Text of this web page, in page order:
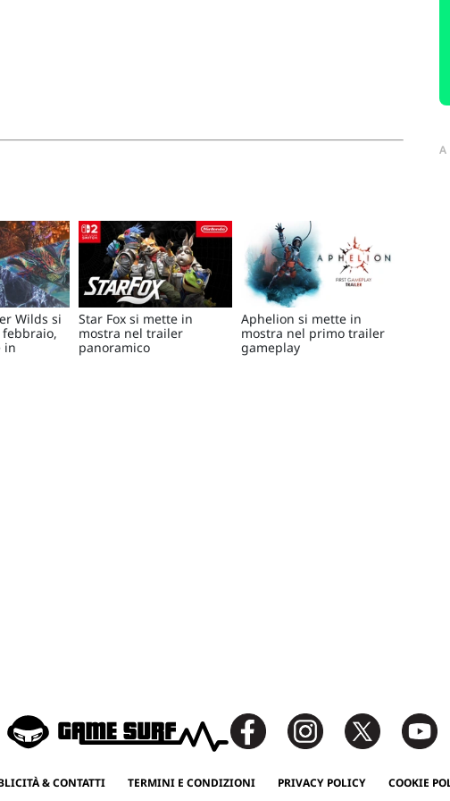
Wilds si
in
Star Fox si mette in
mostra nel trailer
panoramico
Aphelion si mette in
mostra nel primo trailer
gameplay
& CONTATTI TERMINI E CONDIZIONI PRIVACY POLICY COOKIE